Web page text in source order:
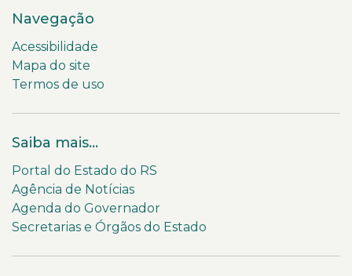
Navegação
Acessibilidade
Mapa do site
Termos de uso
Saiba mais...
Portal do Estado do RS
Agência de Notícias
Agenda do Governador
Secretarias e Órgãos do Estado